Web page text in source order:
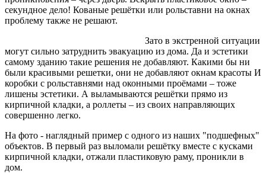
секундное дело! Кованые решётки или рольставни на окнах
проблему также не решают.
Зато в экстренной ситуации
могут сильно затруднить эвакуацию из дома. Да и эстетики
самому зданию такие решения не добавляют. Какими бы ни
были красивыми решетки, они не добавляют окнам красоты И
коробки с рольставнями над оконными проёмами – тоже
лишены эстетики. А выламываются решётки прямо из
кирпичной кладки, а роллеты – из своих направляющих
совершенно легко.
На фото - наглядный пример с одного из наших "подшефных"
объектов. В первый раз выломали решётку вместе с кусками
кирпичной кладки, отжали пластиковую раму, проникли в
дом.